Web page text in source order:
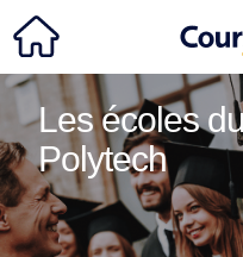
Les écoles
Polytech